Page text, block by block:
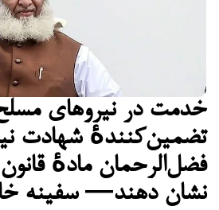
خدمت در نیروهای
تضمین‌کنندهٔ شهادت
فضل‌الرحمان مادهٔ
نشان دهند— سفینه